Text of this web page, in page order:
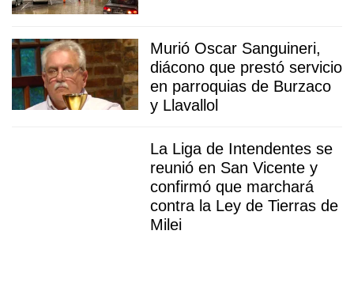
Murió Oscar Sanguineri,
diácono que prestó servicio
en parroquias de Burzaco
y Llavallol
La Liga de Intendentes se
reunió en San Vicente y
confirmó que marchará
contra la Ley de Tierras de
Milei